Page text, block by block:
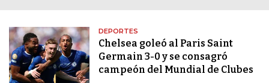
DEPORTES
Chelsea goleó al Paris Saint
Germain 3-0 y se consagró
campeón del Mundial de Clubes